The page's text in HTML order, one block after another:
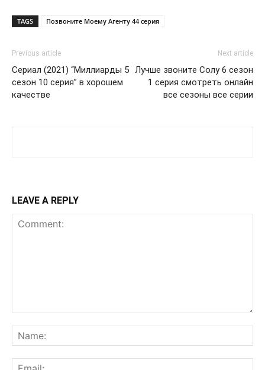
TAGS Позвоните Моему Агенту 44 серия
Previous article
Сериал (2021) “Миллиарды 5
сезон 10 серия” в хорошем
качестве
Next article
Лучше звоните Солу 6 сезон
1 серия смотреть онлайн
все сезоны все серии
LEAVE A REPLY